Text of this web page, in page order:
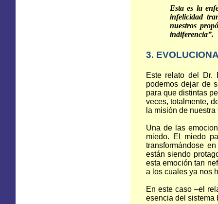
Esta es la
infelicidad
nuestros
indiferencia”.
3.
Este relato del Dr.
podemos dejar de
para que distintas
veces, totalmente,
la misión de nuestra
Una de las
miedo. El miedo
transformándose
están siendo
esta emoción tan
a los cuales ya nos
En este caso –el
esencia del sistema